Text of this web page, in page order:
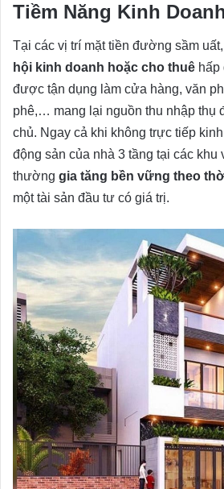
Tiềm Năng Kinh
Tại các vị trí mặt tiền đường sầm
hội kinh doanh hoặc cho thuê hấp
được tận dụng làm cửa hàng, văn
phê,… mang lại nguồn thu nhập thụ
chủ. Ngay cả khi không trực tiếp
động sản của nhà 3 tầng tại các khu
thường gia tăng bền vững theo
một tài sản đầu tư có giá trị.